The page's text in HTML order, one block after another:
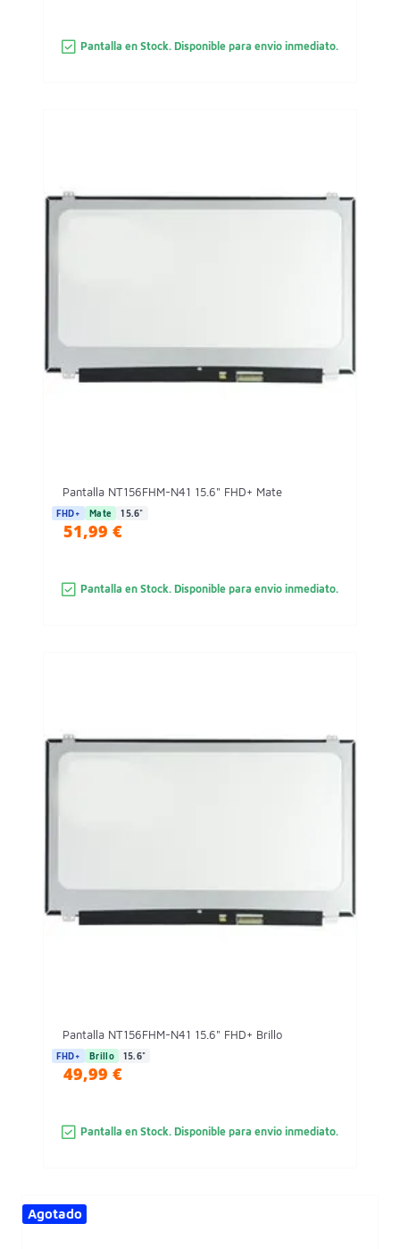
Pantalla en Stock. Disponible para envio inmediato.
Pantalla NT156FHM-N41 15.6" FHD+ Mate
FHD+ Mate 15.6"
51,99 €
Pantalla en Stock. Disponible para envio inmediato.
Pantalla NT156FHM-N41 15.6" FHD+ Brillo
FHD+ Brillo 15.6"
49,99 €
Pantalla en Stock. Disponible para envio inmediato.
Agotado